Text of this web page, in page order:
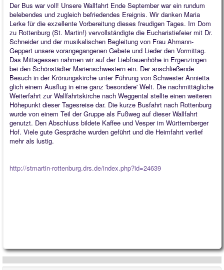
Der Bus war voll! Unsere Wallfahrt Ende September war ein rundum
belebendes und zugleich befriedendes Ereignis. Wir danken Maria
Lerke für die exzellente Vorbereitung dieses freudigen Tages. Im Dom
zu Rottenburg (St. Martin!) vervollständigte die Eucharistiefeier mit Dr.
Schneider und der musikalischen Begleitung von Frau Ahmann-
Geppert unsere vorangegangenen Gebete und Lieder den Vormittag.
Das Mittagessen nahmen wir auf der Liebfrauenhöhe in Ergenzingen
bei den Schönstädter Marienschwestern ein. Der anschließende
Besuch in der Krönungskirche unter Führung von Schwester Annietta
glich einem Ausflug in eine ganz 'besondere' Welt. Die nachmittägliche
Weiterfahrt zur Wallfahrtskirche nach Weggental stellte einen weiteren
Höhepunkt dieser Tagesreise dar. Die kurze Busfahrt nach Rottenburg
wurde von einem Teil der Gruppe als Fußweg auf dieser Wallfahrt
genutzt. Den Abschluss bildete Kaffee und Vesper im Württemberger
Hof. Viele gute Gespräche wurden geführt und die Heimfahrt verlief
mehr als lustig.
http://stmartin-rottenburg.drs.de/index.php?id=24639